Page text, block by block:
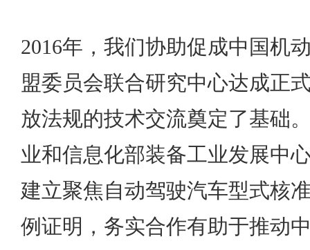
2016年，我们协助促成中国机
盟委员会联合研究中心达成正
放法规的技术交流奠定了基础
业和信息化部装备工业发展中
建立聚焦自动驾驶汽车型式核
例证明，务实合作有助于推动